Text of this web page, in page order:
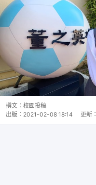
撰文： 校園投稿
出版： 2021-02-08 18:14 更新：